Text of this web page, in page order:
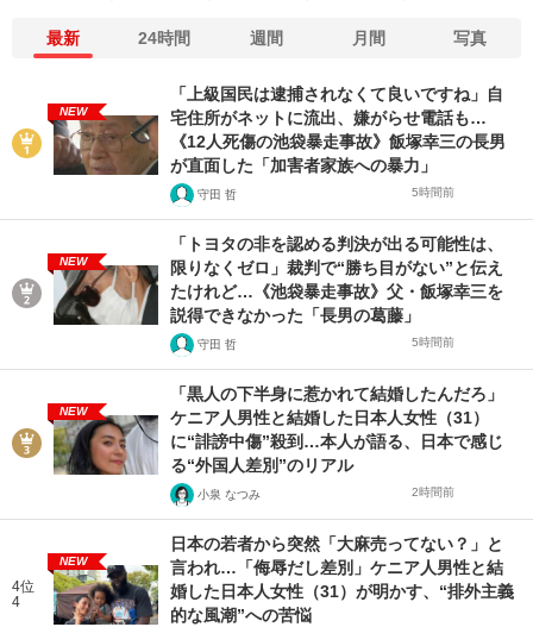
最新 24時間 週間 月間 写真
NEW
「上級国民は逮捕されなくて良いですね」自
宅住所がネットに流出、嫌がらせ電話も…
《12人死傷の池袋暴走事故》飯塚幸三の長男
が直面した「加害者家族への暴力」
守田 哲 5時間前
NEW
「トヨタの非を認める判決が出る可能性は、
限りなくゼロ」裁判で“勝ち目がない”と伝え
たけれど…《池袋暴走事故》父・飯塚幸三を
説得できなかった「長男の葛藤」
守田 哲 5時間前
NEW
「黒人の下半身に惹かれて結婚したんだろ」
ケニア人男性と結婚した日本人女性（31）
に“誹謗中傷”殺到…本人が語る、日本で感じ
る“外国人差別”のリアル
小泉 なつみ 2時間前
4位
4
NEW
日本の若者から突然「大麻売ってない？」と
言われ…「侮辱だし差別」ケニア人男性と結
婚した日本人女性（31）が明かす、“排外主義
的な風潮”への苦悩